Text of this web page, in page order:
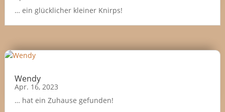
… ein glücklicher kleiner Knirps!
Wendy
Apr. 16, 2023
… hat ein Zuhause gefunden!